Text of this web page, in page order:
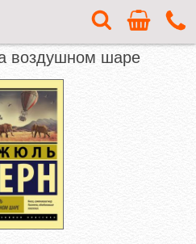
воздушном шаре